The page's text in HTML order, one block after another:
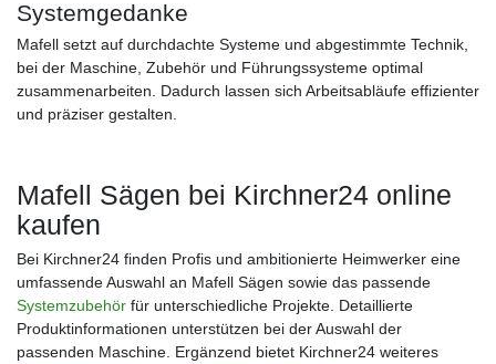
Systemgedanke
Mafell setzt auf durchdachte Systeme und abgestimmte Technik,
bei der Maschine, Zubehör und Führungssysteme optimal
zusammenarbeiten. Dadurch lassen sich Arbeitsabläufe effizienter
und präziser gestalten.
Mafell Sägen bei Kirchner24 online
kaufen
Bei Kirchner24 finden Profis und ambitionierte Heimwerker eine
umfassende Auswahl an Mafell Sägen sowie das passende
Systemzubehör für unterschiedliche Projekte. Detaillierte
Produktinformationen unterstützen bei der Auswahl der
passenden Maschine. Ergänzend bietet Kirchner24 weiteres